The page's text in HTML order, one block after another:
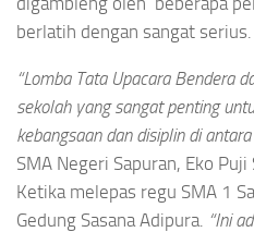
berlatih dengan sangat serius.
“Lomba Tata Upacara Bendera
sekolah yang sangat penting
kebangsaan dan disiplin di antara
SMA Negeri Sapuran, Eko Puji
Ketika melepas regu SMA 1
Gedung Sasana Adipura. “Ini